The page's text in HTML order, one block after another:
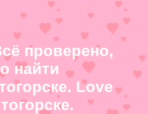
проверено,
найти
Love